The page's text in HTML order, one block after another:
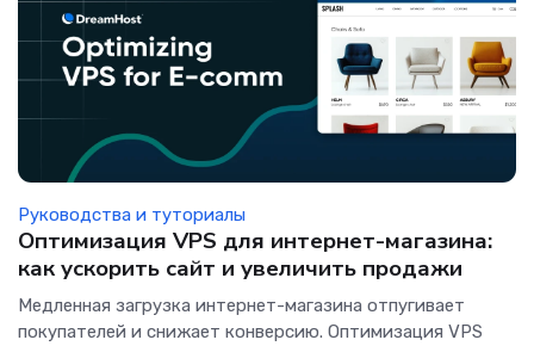
Руководства и туториалы
Оптимизация VPS для интернет-магазина:
как ускорить сайт и увеличить продажи
Медленная загрузка интернет-магазина отпугивает
покупателей и снижает конверсию. Оптимизация VPS